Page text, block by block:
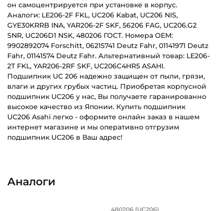
он самоцентрируется при установке в корпус.
Аналоги: LE206-2F FKL, UC206 Kabat, UC206 NIS,
GYE30KRRB INA, YAR206-2F SKF, 56206 FAG, UC206.G2
SNR, UC206D1 NSK, 480206 ГОСТ. Номера OEM:
9902892074 Forschitt, 06215741 Deutz Fahr, 01141971 Deutz
Fahr, 01141574 Deutz Fahr. Альтернативный товар: LE206-
2T FKL, YAR206-2RF SKF, UC206C4HR5 ASAHI.
Подшипник UC 206 надежно защищен от пыли, грязи,
влаги и других грубых частиц. Приобретая корпусной
подшипник UC206 у нас, Вы получаете гаранированно
высокое качество из Японии. Купить подшипник
UC206 Asahi легко - оформите онлайн заказ в нашем
интернет магазине и мы оперативно отгрузим
подшипник UC206 в Ваш адрес!
Наружный диаметр (D):
Категория:
Аналоги
480206 (UC206)